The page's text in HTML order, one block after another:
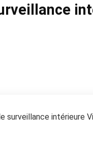
surveillance intérieure